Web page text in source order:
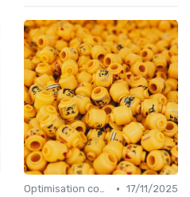
Optimisation coûts • 17/11/2025